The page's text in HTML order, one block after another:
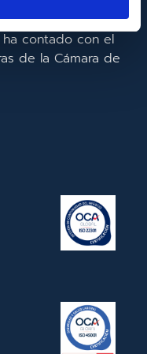
productividad de
ha contado con el
de la Cámara de